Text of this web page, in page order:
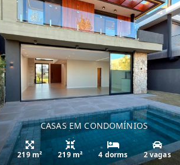
CASAS EM CONDOMÍNIOS
219 m² 219 m² 4 dorms 2 vagas